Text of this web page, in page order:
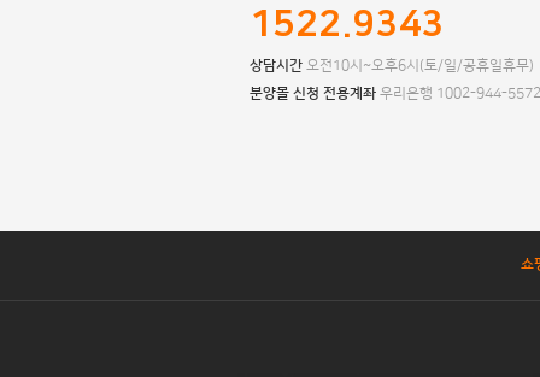
1522.9343
상담시간오전10시~오후6시(토/일/공휴일휴무)
분양몰 신청 전용계좌우리은행 1002-944-
쇼